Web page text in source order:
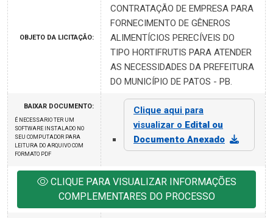
OBJETO DA LICITAÇÃO:
CONTRATAÇÃO DE EMPRESA PARA
FORNECIMENTO DE GÊNEROS
ALIMENTÍCIOS PERECÍVEIS DO
TIPO HORTIFRUTIS PARA ATENDER
AS NECESSIDADES DA PREFEITURA
DO MUNICÍPIO DE PATOS - PB.
BAIXAR DOCUMENTO:
É NECESSARIO TER UM
SOFTWARE INSTALADO NO
SEU COMPUTADOR PARA
LEITURA DO ARQUIVO COM
FORMATO PDF
Clique aqui para
visualizar o Edital ou
Documento Anexado
CLIQUE PARA VISUALIZAR INFORMAÇÕES
COMPLEMENTARES DO PROCESSO